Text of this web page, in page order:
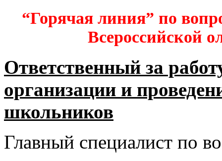
“Горячая линия” по
Всероссийской
Ответственный за
организации и
школьников​
Главный специалист по